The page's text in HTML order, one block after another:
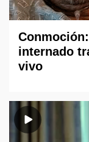
internado
vivo